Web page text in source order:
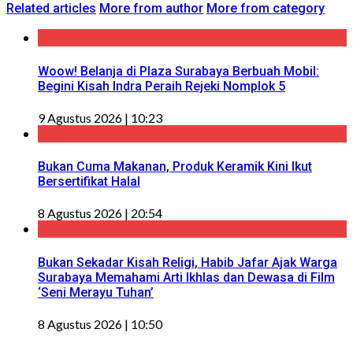
Related articles More from author More from category
Woow! Belanja di Plaza Surabaya Berbuah Mobil:
Begini Kisah Indra Peraih Rejeki Nomplok 5
9 Agustus 2026 | 10:23
Bukan Cuma Makanan, Produk Keramik Kini Ikut
Bersertifikat Halal
8 Agustus 2026 | 20:54
Bukan Sekadar Kisah Religi, Habib Jafar Ajak Warga
Surabaya Memahami Arti Ikhlas dan Dewasa di Film
‘Seni Merayu Tuhan’
8 Agustus 2026 | 10:50